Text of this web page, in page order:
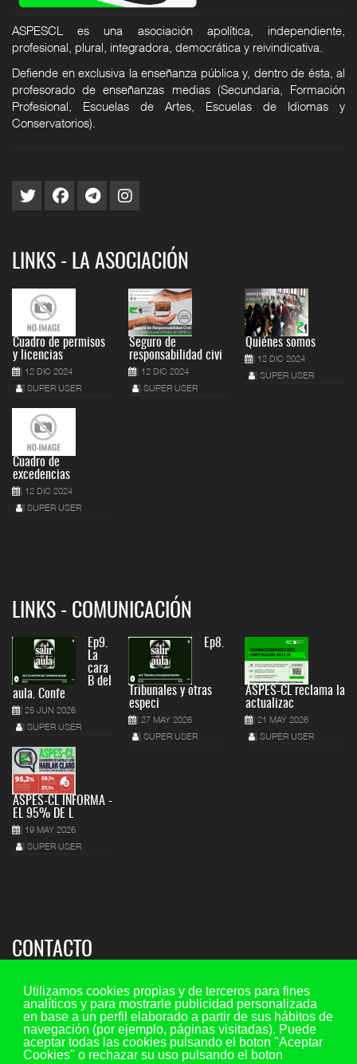
Utilizamos cookies propias y de terceros para fines
analíticos y para mostrarle publicidad personalizada
en base a un perfil elaborado a partir de sus hábitos de
navegación (por ejemplo, páginas visitadas). Puede
aceptar todas las cookies pulsando el boton "Aceptar
Cookies" o rechazar su uso pulsando el boton
ASPESCL es una asociación apolítica, independiente,
profesional, plural, integradora, democrática y reivindicativa.
Defiende en exclusiva la enseñanza pública y, dentro de ésta, al
profesorado de enseñanzas medias (Secundaria, Formación
Profesional, Escuelas de Artes, Escuelas de Idiomas y
Conservatorios).
LINKS - LA ASOCIACIÓN
Cuadro de permisos
y licencias
12 DIC 2024
SUPER USER
Cuadro de
excedencias
12 DIC 2024
SUPER USER
Seguro de
responsabilidad civi
12 DIC 2024
SUPER USER
Quiénes somos
12 DIC 2024
SUPER USER
LINKS - COMUNICACIÓN
Ep9.
La
cara
B del
aula. Confe
25 JUN 2026
SUPER USER
ASPES-CL INFORMA -
EL 95% DE L
19 MAY 2026
SUPER USER
Ep8.
Tribunales y otras
especi
27 MAY 2026
SUPER USER
ASPES-CL reclama la
actualizac
21 MAY 2026
SUPER USER
CONTACTO
Sede regional:
C/ María de Molina 7, 2º piso - oficina 5, 47001 - Valladolid
Teléfono y fax: 983 29 35 45 Ext. 107
Móvil: 649 73 44 20